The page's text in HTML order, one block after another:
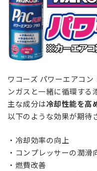
ワコーズ パワーエアコ
ンガスと一緒に循環する
主な成分は冷却性能を高
以下のような効果が期待
・冷却効率の向上
・コンプレッサーの潤滑
・燃費改善